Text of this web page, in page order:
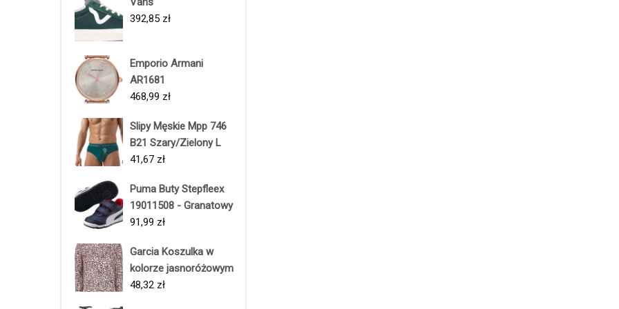
392,85 zł
Emporio Armani
AR1681
468,99 zł
Slipy Męskie Mpp 746
B21 Szary/Zielony L
41,67 zł
Puma Buty Stepfleex
19011508 - Granatowy
91,99 zł
Garcia Koszulka w
kolorze jasnoróżowym
48,32 zł